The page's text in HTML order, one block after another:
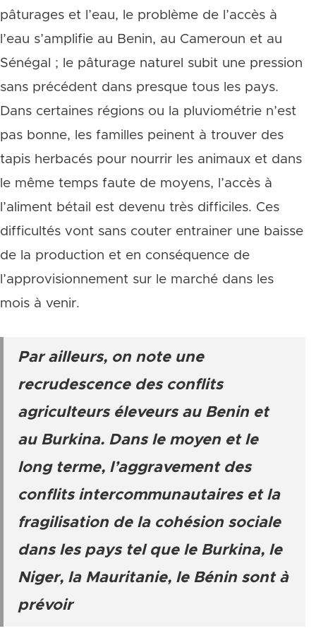
pâturages et l’eau, le problème de l’accès à
l’eau s’amplifie au Benin, au Cameroun et au
Sénégal ; le pâturage naturel subit une pression
sans précédent dans presque tous les pays.
Dans certaines régions ou la pluviométrie n’est
pas bonne, les familles peinent à trouver des
tapis herbacés pour nourrir les animaux et dans
le même temps faute de moyens, l’accès à
l’aliment bétail est devenu très difficiles. Ces
difficultés vont sans couter entrainer une baisse
de la production et en conséquence de
l’approvisionnement sur le marché dans les
mois à venir.
Par ailleurs, on note une
recrudescence des conflits
agriculteurs éleveurs au Benin et
au Burkina. Dans le moyen et le
long terme, l’aggravement des
conflits intercommunautaires et la
fragilisation de la cohésion sociale
dans les pays tel que le Burkina, le
Niger, la Mauritanie, le Bénin sont à
prévoir